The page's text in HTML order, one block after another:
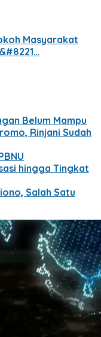
Masyarakat
Belum Mampu
Rinjani Sudah
hingga Tingkat
Salah Satu